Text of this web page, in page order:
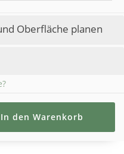
Oberfläche planen
In den Warenkorb